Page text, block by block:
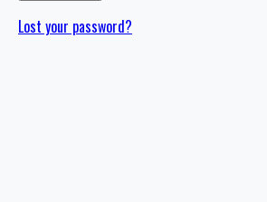
Lost your password?